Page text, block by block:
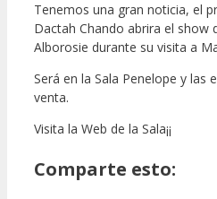
Tenemos una gran noticia, el
Dactah Chando abrira el show
Alborosie durante su visita a
Será en la Sala Penelope y las
venta.
Visita la Web de la Sala¡¡
Comparte esto: